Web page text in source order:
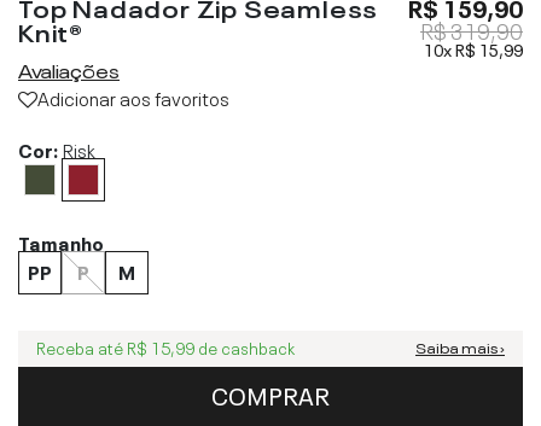
Knit®
Avaliações
Adicionar aos favoritos
R$ 319,90
10xR$ 15,99
Cor:Risk
Tamanho
PP
P M
Receba até R$ 15,99 de cashback Saiba mais ›
COMPRAR